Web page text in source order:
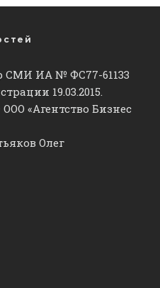
СМИ ИА № ФС77-61133
19.03.2015.
«Агентство Бизнес
Олег